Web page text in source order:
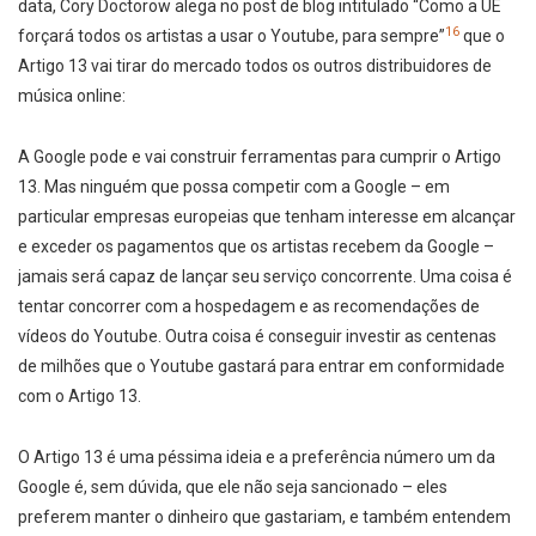
data, Cory Doctorow alega no post de blog intitulado “Como a UE
forçará todos os artistas a usar o Youtube, para sempre”16 que o
Artigo 13 vai tirar do mercado todos os outros distribuidores de
música online:
A Google pode e vai construir ferramentas para cumprir o Artigo
13. Mas ninguém que possa competir com a Google – em
particular empresas europeias que tenham interesse em alcançar
e exceder os pagamentos que os artistas recebem da Google –
jamais será capaz de lançar seu serviço concorrente. Uma coisa é
tentar concorrer com a hospedagem e as recomendações de
vídeos do Youtube. Outra coisa é conseguir investir as centenas
de milhões que o Youtube gastará para entrar em conformidade
com o Artigo 13.
O Artigo 13 é uma péssima ideia e a preferência número um da
Google é, sem dúvida, que ele não seja sancionado – eles
preferem manter o dinheiro que gastariam, e também entendem